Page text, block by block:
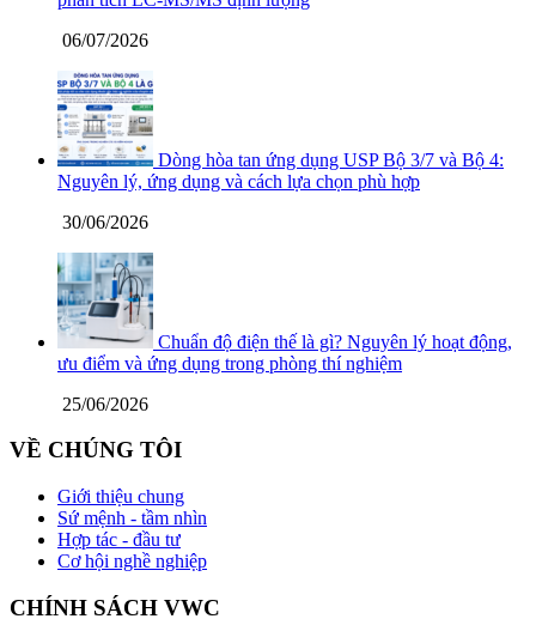
06/07/2026
Dòng hòa tan ứng dụng USP Bộ 3/7 và Bộ 4:
Nguyên lý, ứng dụng và cách lựa chọn phù hợp
30/06/2026
Chuẩn độ điện thế là gì? Nguyên lý hoạt động,
ưu điểm và ứng dụng trong phòng thí nghiệm
25/06/2026
VỀ CHÚNG TÔI
Giới thiệu chung
Sứ mệnh - tầm nhìn
Hợp tác - đầu tư
Cơ hội nghề nghiệp
CHÍNH SÁCH VWC